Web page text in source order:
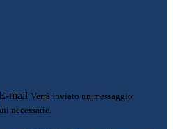
mail Verrà inviato un messaggio
necessarie.